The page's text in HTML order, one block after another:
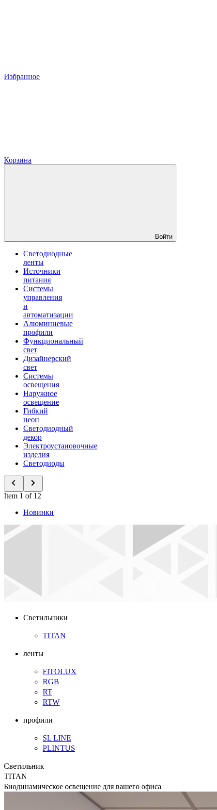
Избранное
Корзина
Войти
Светодиодные
ленты
Источники
питания
Системы
управления
и
автоматизации
Алюминиевые
профили
Функциональный
свет
Дизайнерский
свет
Системы
освещения
Наружное
освещение
Гибкий
неон
Светодиодный
декор
Электроустановочные
изделия
Светодиоды
Item 1 of 12
Новинки
Светильники
TITAN
ленты
FITOLUX
RGB
RT
RTW
профили
SL LINE
PLINTUS
Светильник
TITAN
Биодинамическое освещение для вашего офиса